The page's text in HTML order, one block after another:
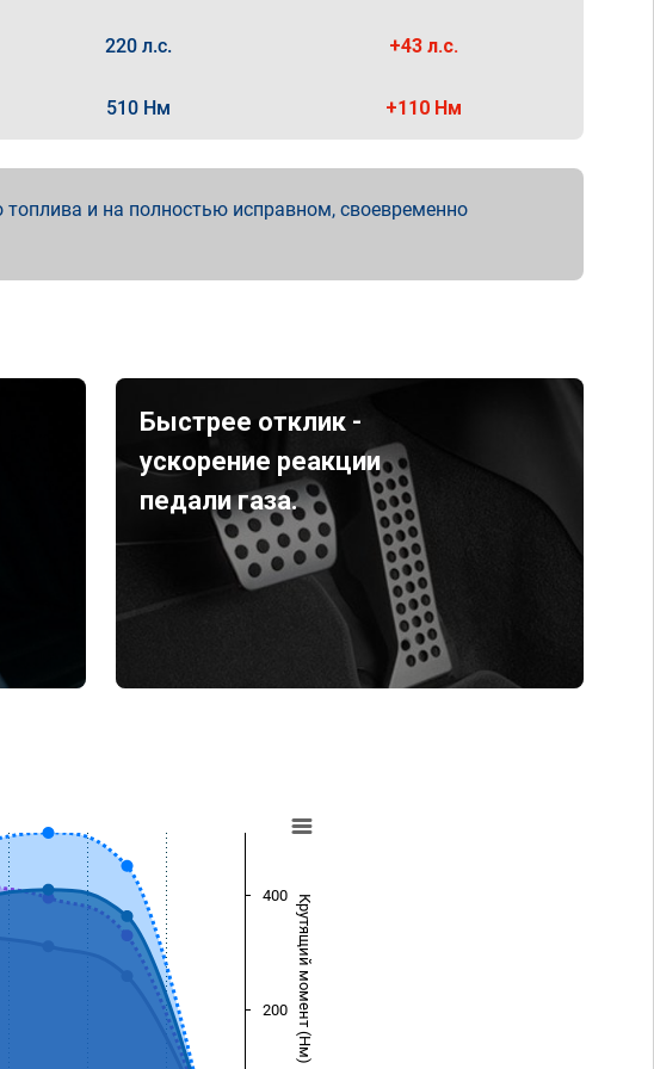
220 л.с. +43 л.с.
510 Нм +110 Нм
и на полностью исправном, своевременно
Быстрее отклик -
ускорение реакции
педали газа.
Крутящий момент (Нм)
200
400